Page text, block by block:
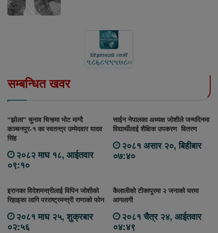
सम्बन्धित खवर
“झोला” चुनाव चिन्हमा भोट माग्दै
कञ्चनपुर-१ का स्वतन्त्र उम्मेदवार यादव
सिंह
२०८२ माघ १८, आईतवार
०९:१०
साईन नेपालका अध्यक्ष जोशीले जन्मदिनमा
विद्यार्थीलाई शैक्षिक उपकरण वितरण
२०८१ असार २०, बिहीबार
०७:४०
इरानका विदेशमन्त्रीलाई विपिन जोशीको
रिहाइका लागि परराष्ट्रमन्त्री राणाको फोन
२०८१ माघ २५, शुक्रबार
०२:५६
कैलालीको टीकापुरमा २ जनाको घरमा
आगलागी
२०८१ चैत्र २४, आईतवार
०४:४९